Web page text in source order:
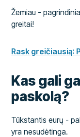
Žemiau -
greitai!
Rask greičiausią:
Kas gali
paskolą?
Tūkstantis eurų -
yra nesudėtinga.